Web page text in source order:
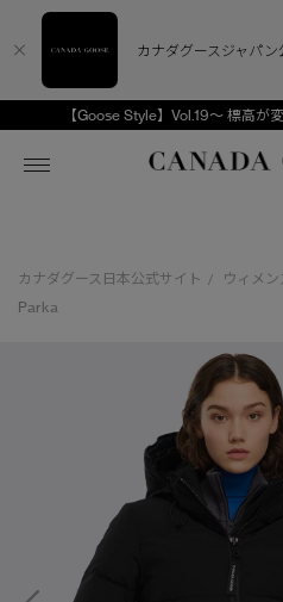
【Goose Style】Vol.19～ 標高が
アンバサダー
スプリングコレクショ
ベストセラー
FW26コレクション
サマー 26 コレクシ
サマー 26 コレクシ
ベストセラー
FW26コレクション
サマー 26 コレクシ
サマー 26 コレクシ
ベビー（0‐24ヵ月)
キッズ（2‐7歳)
ユース（6＋歳)
コレクション
CANADA GOOSE
ウェアの下取り・
品の価値を受け継い
アーカイブの希少
カナダグース日本公式サイト / ウィメン
Parka
カナダグースジャパン